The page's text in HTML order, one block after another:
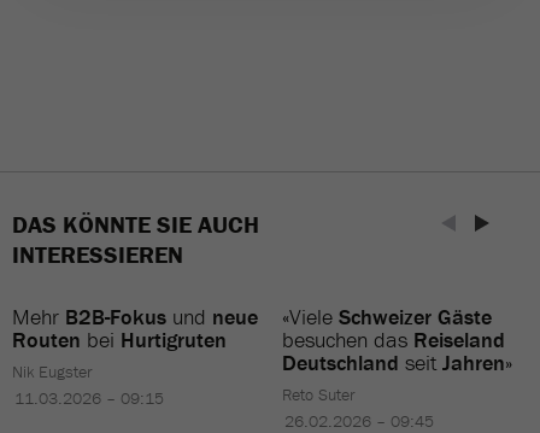
DAS KÖNNTE SIE AUCH
INTERESSIEREN
Mehr B2B-Fokus und neue
Routen bei Hurtigruten
Nik Eugster
11.03.2026 – 09:15
«Viele Schweizer Gäste
besuchen das Reiseland
Deutschland seitJahren»
Reto Suter
26.02.2026 – 09:45